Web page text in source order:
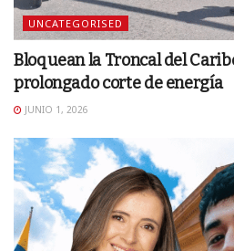
UNCATEGORISED
Bloquean la Troncal del
prolongado corte de energía
JUNIO 1, 2026